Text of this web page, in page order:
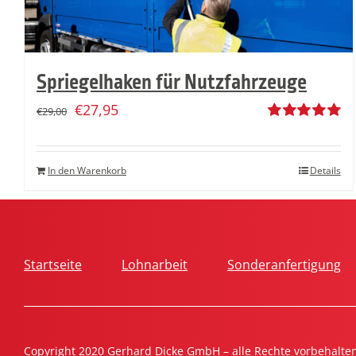
Spriegelhaken für Nutzfahrzeuge
mit5.00von
€29,00 €27,95
In den Warenkorb Details
Startseite Lohnarbeit Sonderanfertigung
Copyright 2020 Gerhard Dicke GmbH – alle Rechte